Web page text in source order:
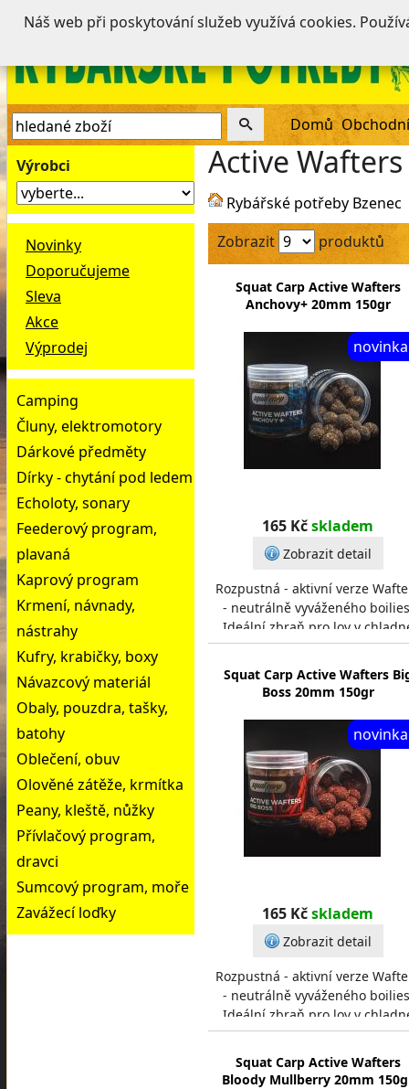
Domů
Výrobci
Novinky
Doporučujeme
Sleva
Akce
Výprodej
Camping
Čluny, elektromotory
Dárkové předměty
Dírky - chytání pod ledem
Echoloty, sonary
Feederový program,
plavaná
Kaprový program
Krmení, návnady,
nástrahy
Kufry, krabičky, boxy
Návazcový materiál
Obaly, pouzdra, tašky,
batohy
Oblečení, obuv
Olověné zátěže, krmítka
Peany, kleště, nůžky
Přívlačový program,
dravci
Sumcový program, moře
Zavážecí loďky
Active Wafters
Rybářské potřeby Bzenec
Zobrazit
produktů
Squat Carp Active Wafters
Anchovy+ 20mm 150gr
novinka
165 Kčskladem
Zobrazit detail
Rozpustná - aktivní verze
- neutrálně vyváženého
Ideální zbraň pro lov v
vodě, závodní lov nebo
případy, kd
Squat Carp Active Wafters
Boss 20mm 150gr
novinka
165 Kčskladem
Zobrazit detail
Rozpustná - aktivní verze
- neutrálně vyváženého
Ideální zbraň pro lov v
vodě, závodní lov nebo
případy, kd
Squat Carp Active Wafters
Bloody Mullberry 20mm
Náš web při poskytování služeb využívá cookies.